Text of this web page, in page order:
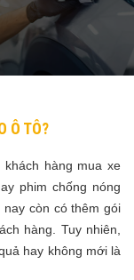
Ô TÔ?
hàng mua xe
phim chống nóng
còn có thêm gói
hàng. Tuy nhiên,
hay không mới là